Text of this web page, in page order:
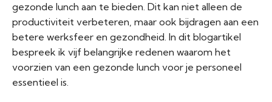
gezonde lunch aan te bieden. Dit kan niet alleen de
productiviteit verbeteren, maar ook bijdragen aan een
betere werksfeer en gezondheid. In dit blogartikel
bespreek ik vijf belangrijke redenen waarom het
voorzien van een gezonde lunch voor je personeel
essentieel is.